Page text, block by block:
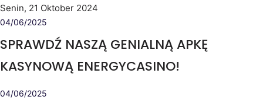
Senin, 21 Oktober 2024
04/06/2025
SPRAWDŹ NASZĄ GENIALNĄ APKĘ
KASYNOWĄ ENERGYCASINO!
04/06/2025